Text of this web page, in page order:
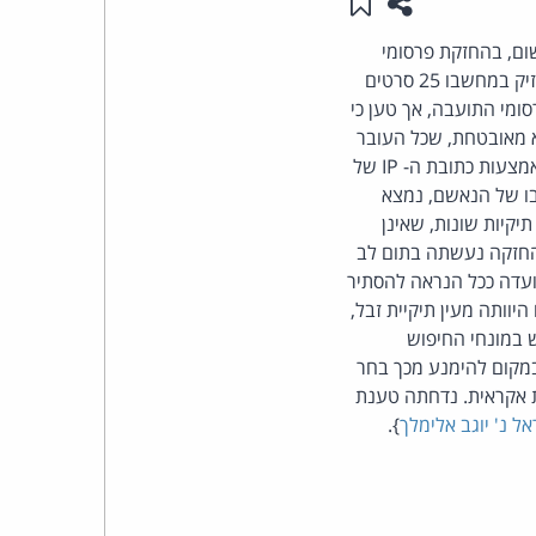
בהחזקת פרסומי
תועבה ובהם דמות קטין - עבירה על סעיף 214(ב3) לחוק העונשין. לפי האישום, הנאשם שמר והחזיק במחשבו 25 סרטים
התועבה, אך טען כי
מאובטחת, שכל העובר
בסביבה יכול להתחבר אליה ולהוריד סרטים. השופט זאיד פלאח קבע כי סרטי הפדופיליה שהורדו באמצעות כתובת ה- IP של
של הנאשם, נמצא
תיקיות שונות, שאינן
נעשתה בתום לב
ככל הנראה להסתיר
מעין תיקיית זבל,
החיפוש
להימנע מכך בחר
אקראית. נדחתה טענת
}.